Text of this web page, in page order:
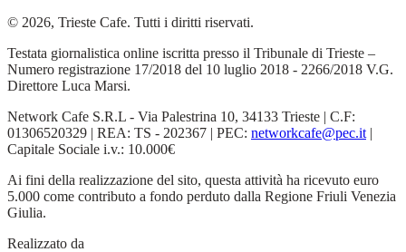
© 2026, Trieste Cafe. Tutti i diritti riservati.
Testata giornalistica online iscritta presso il Tribunale di Trieste –
Numero registrazione 17/2018 del 10 luglio 2018 - 2266/2018 V.G.
Direttore Luca Marsi.
Network Cafe S.R.L - Via Palestrina 10, 34133 Trieste | C.F:
01306520329 | REA: TS - 202367 | PEC: networkcafe@pec.it |
Capitale Sociale i.v.: 10.000€
Ai fini della realizzazione del sito, questa attività ha ricevuto euro
5.000 come contributo a fondo perduto dalla Regione Friuli Venezia
Giulia.
Realizzato da